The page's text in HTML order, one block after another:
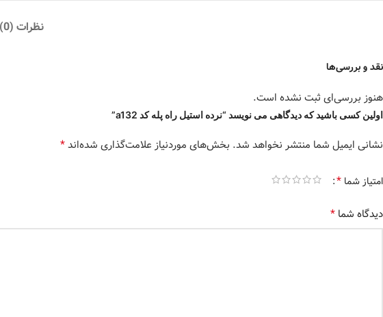
نظرات (0)
نقد و بررسی‌ها
هنوز بررسی‌ای ثبت نشده است.
اولین کسی باشید که دیدگاهی می نویسد “نرده استیل راه پله کد a132”
نشانی ایمیل شما منتشر نخواهد شد. بخش‌های موردنیاز علامت‌گذاری شده‌اند*
امتیاز شما *
دیدگاه شما *